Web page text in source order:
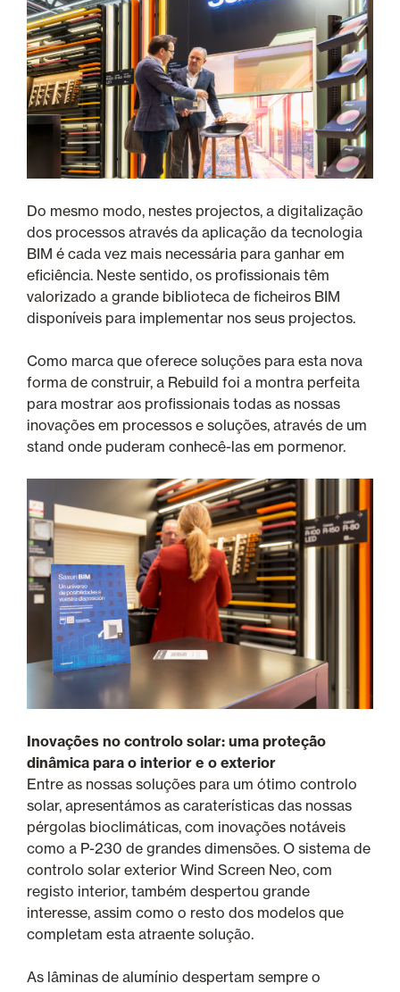
Do mesmo modo, nestes projectos, a digitalização
dos processos através da aplicação da tecnologia
BIM é cada vez mais necessária para ganhar em
eficiência. Neste sentido, os profissionais têm
valorizado a grande biblioteca de ficheiros BIM
disponíveis para implementar nos seus projectos.
Como marca que oferece soluções para esta nova
forma de construir, a Rebuild foi a montra perfeita
para mostrar aos profissionais todas as nossas
inovações em processos e soluções, através de um
stand onde puderam conhecê-las em pormenor.
Inovações no controlo solar: uma proteção
dinâmica para o interior e o exterior
Entre as nossas soluções para um ótimo controlo
solar, apresentámos as caraterísticas das nossas
pérgolas bioclimáticas, com inovações notáveis
como a P-230 de grandes dimensões. O sistema de
controlo solar exterior Wind Screen Neo, com
registo interior, também despertou grande
interesse, assim como o resto dos modelos que
completam esta atraente solução.
As lâminas de alumínio despertam sempre o